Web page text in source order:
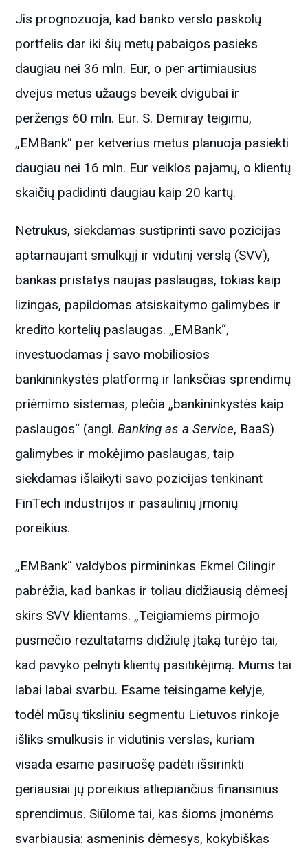
Jis prognozuoja, kad banko verslo paskolų
portfelis dar iki šių metų pabaigos pasieks
daugiau nei 36 mln. Eur, o per artimiausius
dvejus metus užaugs beveik dvigubai ir
peržengs 60 mln. Eur. S. Demiray teigimu,
„EMBank“ per ketverius metus planuoja pasiekti
daugiau nei 16 mln. Eur veiklos pajamų, o klientų
skaičių padidinti daugiau kaip 20 kartų.
Netrukus, siekdamas sustiprinti savo pozicijas
aptarnaujant smulkųjį ir vidutinį verslą (SVV),
bankas pristatys naujas paslaugas, tokias kaip
lizingas, papildomas atsiskaitymo galimybes ir
kredito kortelių paslaugas. „EMBank“,
investuodamas į savo mobiliosios
bankininkystės platformą ir lanksčias sprendimų
priėmimo sistemas, plečia „bankininkystės kaip
paslaugos“ (angl.Banking as a Service, BaaS)
galimybes ir mokėjimo paslaugas, taip
siekdamas išlaikyti savo pozicijas tenkinant
FinTech industrijos ir pasaulinių įmonių
poreikius.
„EMBank“ valdybos pirmininkas Ekmel Cilingir
pabrėžia, kad bankas ir toliau didžiausią dėmesį
skirs SVV klientams. „Teigiamiems pirmojo
pusmečio rezultatams didžiulę įtaką turėjo tai,
kad pavyko pelnyti klientų pasitikėjimą. Mums tai
labai labai svarbu. Esame teisingame kelyje,
todėl mūsų tiksliniu segmentu Lietuvos rinkoje
išliks smulkusis ir vidutinis verslas, kuriam
visada esame pasiruošę padėti išsirinkti
geriausiai jų poreikius atliepiančius finansinius
sprendimus. Siūlome tai, kas šioms įmonėms
svarbiausia: asmeninis dėmesys, kokybiškas